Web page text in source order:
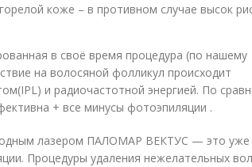
коже – в противном случае высок
в своё время процедура (по нашему
на волосяной фолликул происходит
и радиочастотной энергией. По
+ все минусы фотоэпиляции .
лазером ПАЛОМАР ВЕКТУС — это уже
Процедуры удаления нежелательных